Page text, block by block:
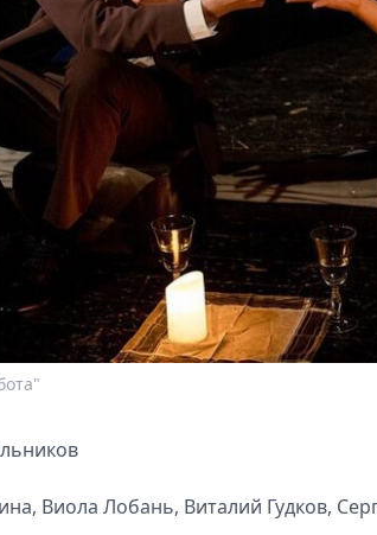
Виола Лобань, Виталий Гудков,